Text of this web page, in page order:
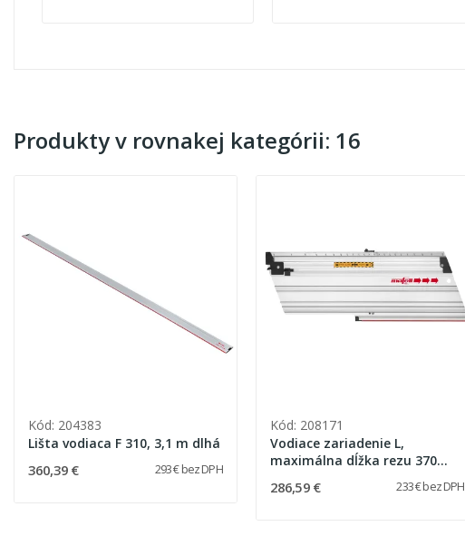
Produkty v rovnakej kategórii: 16
Kód: 204383
Lišta vodiaca F 310, 3,1 m dlhá
360,39 € 293 € bez DPH
Kód: 208171
Vodiace zariadenie L,
maximálna dĺžka rezu 370
286,59 € 233 € bez DPH